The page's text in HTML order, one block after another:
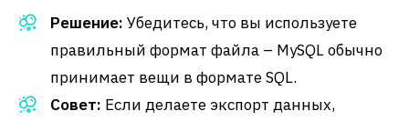
Решение: Убедитесь, что вы используете
правильный формат файла – MySQL обычно
принимает вещи в формате SQL.
Совет: Если делаете экспорт данных,